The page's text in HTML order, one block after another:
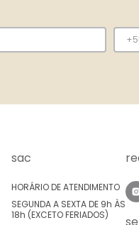
sac
HORÁRIO DE ATENDIMENTO
SEGUNDA A SEXTA DE 9h ÀS
18h (EXCETO FERIADOS)